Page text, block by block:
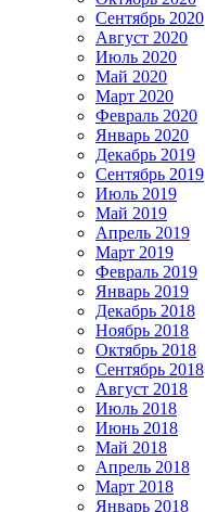
Сентябрь 2020
Август 2020
Июль 2020
Май 2020
Март 2020
Февраль 2020
Январь 2020
Декабрь 2019
Сентябрь 2019
Июль 2019
Май 2019
Апрель 2019
Март 2019
Февраль 2019
Январь 2019
Декабрь 2018
Ноябрь 2018
Октябрь 2018
Сентябрь 2018
Август 2018
Июль 2018
Июнь 2018
Май 2018
Апрель 2018
Март 2018
Январь 2018